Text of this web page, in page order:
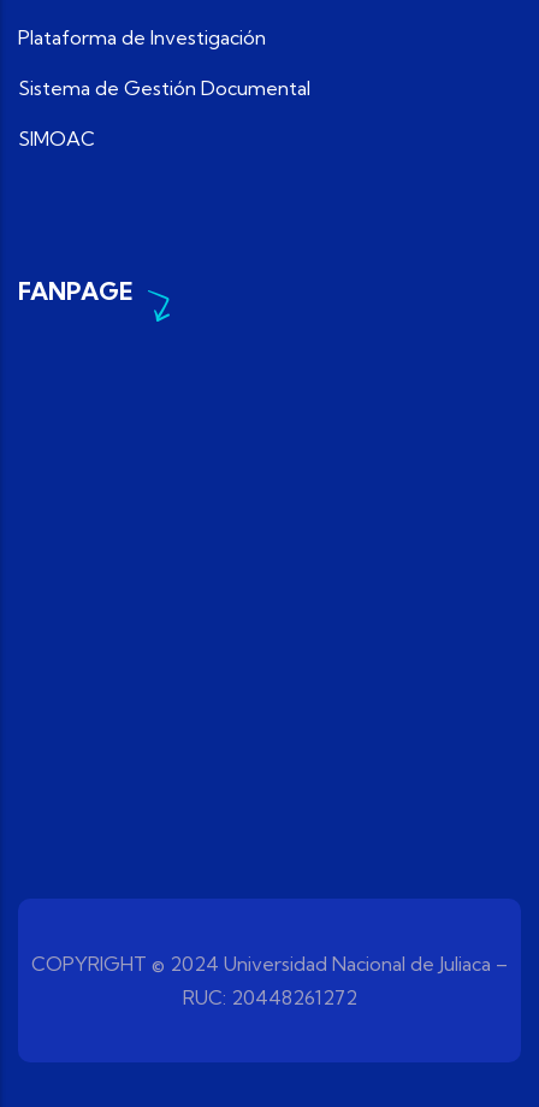
Plataforma de Investigación
Sistema de Gestión Documental
SIMOAC
FANPAGE
COPYRIGHT © 2024 Universidad Nacional de Juliaca –
RUC: 20448261272